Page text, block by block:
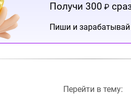
Получи 300 ₽
Пиши и зарабатывай
Перейти в тему: